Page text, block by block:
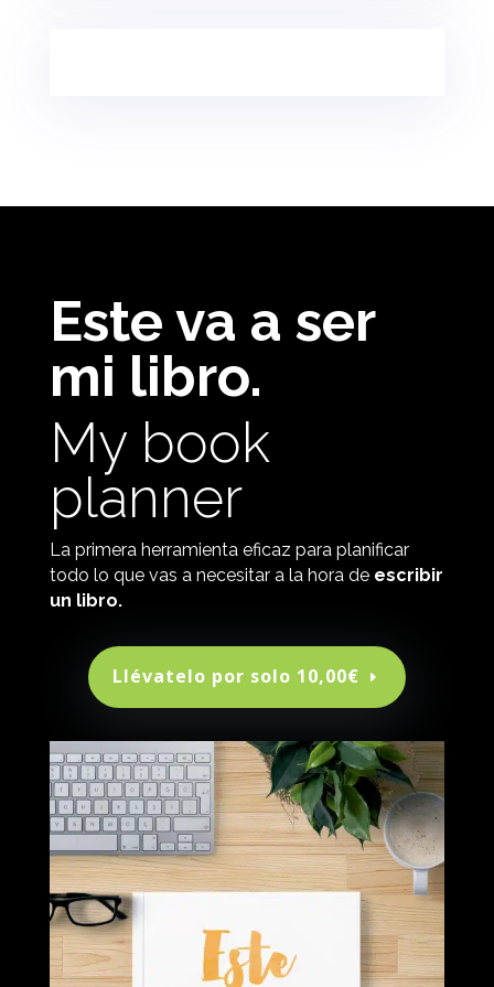
Este va a ser
mi libro.
My book
planner
La primera herramienta eficaz para planificar
todo lo que vas a necesitar a la hora deescribir
un libro.
Llévatelo por solo 10,00€